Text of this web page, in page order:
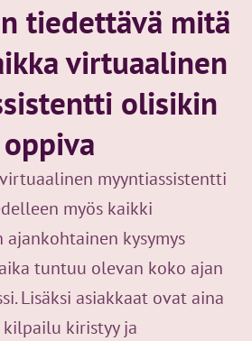
tiedettävä mitä
virtuaalinen
olisikin
oppiva
myyntiassistentti
myös kaikki
kysymys
tuntuu olevan koko ajan
Lisäksi asiakkaat ovat aina
kiristyy ja